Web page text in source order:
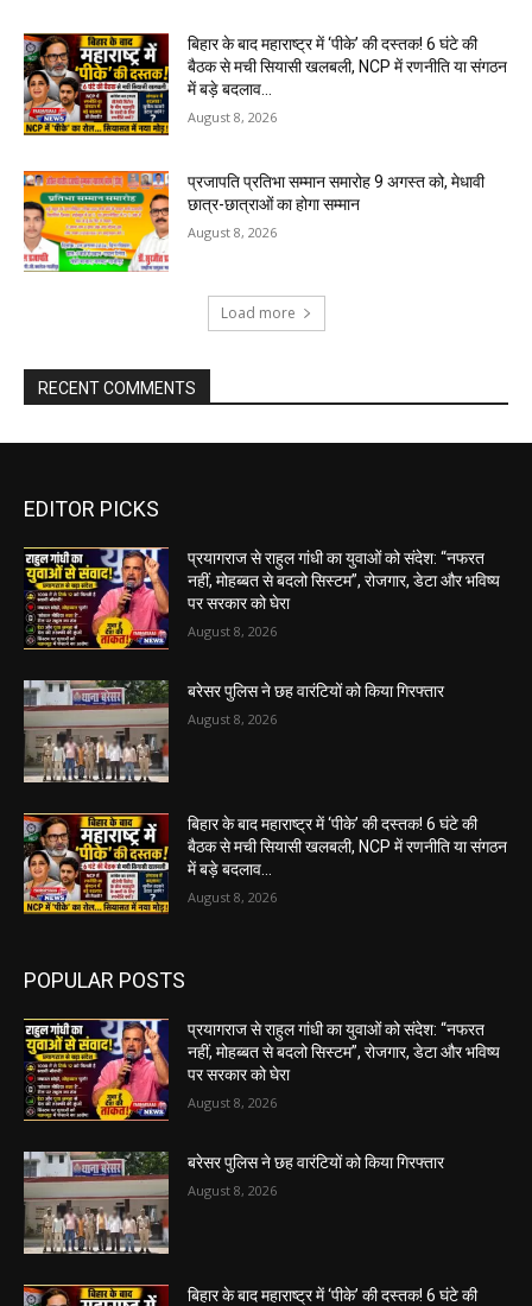
बिहार के बाद महाराष्ट्र में ‘पीके’ की दस्तक! 6 घंटे की
बैठक से मची सियासी खलबली, NCP में रणनीति या संगठन
में बड़े बदलाव...
August 8, 2026
प्रजापति प्रतिभा सम्मान समारोह 9 अगस्त को, मेधावी
छात्र-छात्राओं का होगा सम्मान
August 8, 2026
Load more
RECENT COMMENTS
EDITOR PICKS
प्रयागराज से राहुल गांधी का युवाओं को संदेश: “नफरत
नहीं, मोहब्बत से बदलो सिस्टम”, रोजगार, डेटा और भविष्य
पर सरकार को घेरा
August 8, 2026
बरेसर पुलिस ने छह वारंटियों को किया गिरफ्तार
August 8, 2026
बिहार के बाद महाराष्ट्र में ‘पीके’ की दस्तक! 6 घंटे की
बैठक से मची सियासी खलबली, NCP में रणनीति या संगठन
में बड़े बदलाव...
August 8, 2026
POPULAR POSTS
प्रयागराज से राहुल गांधी का युवाओं को संदेश: “नफरत
नहीं, मोहब्बत से बदलो सिस्टम”, रोजगार, डेटा और भविष्य
पर सरकार को घेरा
August 8, 2026
बरेसर पुलिस ने छह वारंटियों को किया गिरफ्तार
August 8, 2026
बिहार के बाद महाराष्ट्र में ‘पीके’ की दस्तक! 6 घंटे की